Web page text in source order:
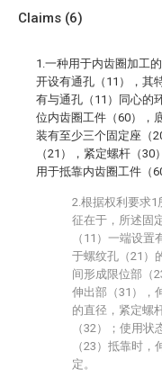
Claims (6)
1.一种用于内齿圈加工
开设有通孔（11），其
有与通孔（11）同心的
位内齿圈工件（60），
装有至少三个固定座（
（21），紧定螺杆（30
用于抵靠内齿圈工件（
2.根据权利要求
征在于，所述固
（11）一端设
于螺纹孔（21）
间形成限位部（
伸出部（31），
的直径，紧定螺
（32）；使用
（23）抵靠时
定。